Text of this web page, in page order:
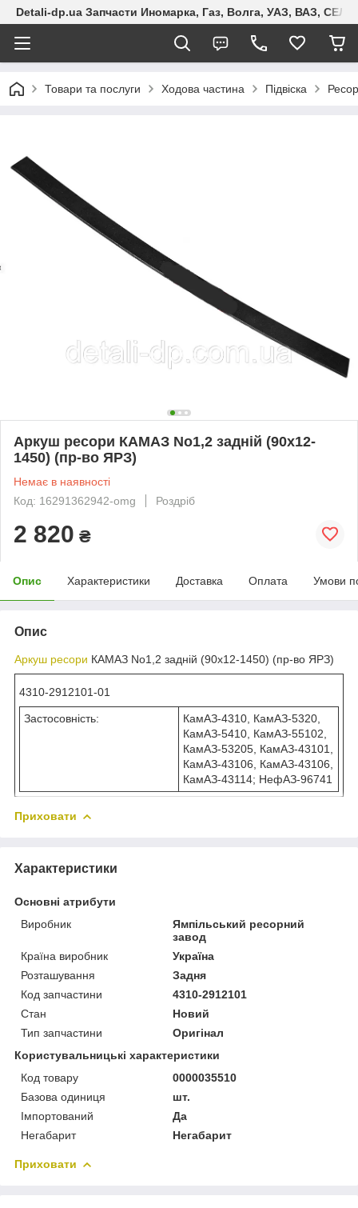
Detali-dp.ua Запчасти Иномарка, Газ, Волга, УАЗ, ВАЗ,
Товари та послуги Ходова частина Підвіска
Аркуш ресори КАМАЗ No1,2 задній (90х12-
1450) (пр-во ЯРЗ)
Немає в наявності
Код: 16291362942-omg
Роздріб
2 820 ₴
Опис Характеристики Доставка Оплата Умови
Опис
Аркуш ресори КАМАЗ No1,2 задній (90х12-1450) (пр-во ЯРЗ)
4310-2912101-01
Застосовність:
КамАЗ-4310, КамАЗ-5320,
КамАЗ-5410, КамАЗ-55102,
КамАЗ-53205, КамАЗ-43101,
КамАЗ-43106, КамАЗ-43106,
КамАЗ-43114; НефАЗ-96741
Приховати
Характеристики
Основні атрибути
Виробник
Ямпільський ресорний
завод
Країна виробник
Україна
Розташування
Задня
Код запчастини
4310-2912101
Стан
Новий
Тип запчастини
Оригінал
Користувальницькі характеристики
Код товару
0000035510
Базова одиниця
шт.
Імпортований
Да
Негабарит
Негабарит
Приховати